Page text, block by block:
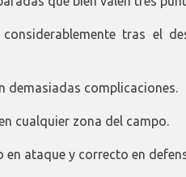
tras el
demasiadas complicaciones.
cualquier zona del campo.
en ataque y correcto en